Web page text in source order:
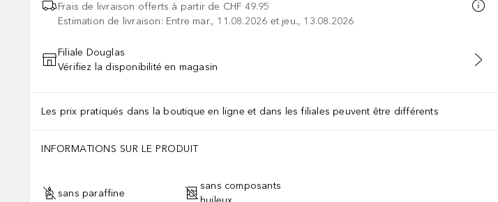
Frais de livraison offerts à partir de CHF 49.95
Estimation de livraison: Entre mar., 11.08.2026 et jeu., 13.08.2026
Filiale Douglas
Vérifiez la disponibilité en magasin
Les prix pratiqués dans la boutique en ligne et dans les filiales peuvent être différents
INFORMATIONS SUR LE PRODUIT
sans paraffine
sans composants